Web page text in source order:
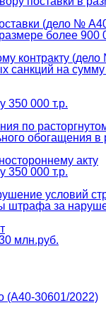
(дело №
более 900
контракту
санкций на
350 000 т.р.
по
обогащения в
акту
350 000 т.р.
условий
штрафа за
млн.руб.
(А40-30601/2022)